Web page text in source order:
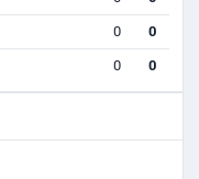
0 0
0 0